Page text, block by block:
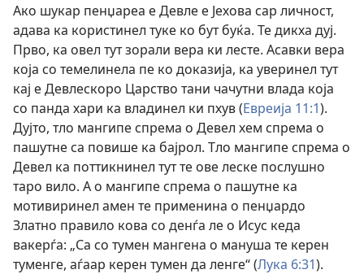
Ако шукар пенџареа е Девле е Јехова сар личност,
адава ка користинел туке ко бут буќа. Те дикха дуј.
Прво, ка овел тут зорали вера ки лесте. Асавки вера
која со темелинела пе ко доказија, ка уверинел тут
кај е Девлескоро Царство тани чачутни влада која
со панда хари ка владинел ки пхув (Евреија 11:1).
Дујто, тло мангипе спрема о Девел хем спрема о
пашутне са повише ка бајрол. Тло мангипе спрема о
Девел ка поттикнинел тут те ове леске послушно
таро вило. А о мангипе спрема о пашутне ка
мотивиринел амен те применина о пенџардо
Златно правило кова со денѓа ле о Исус кеда
вакерѓа: „Са со тумен мангена о мануша те керен
туменге, аѓаар керен тумен да ленге“ (Лука 6:31).